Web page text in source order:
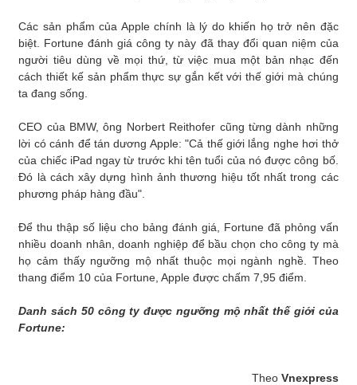
Các sản phẩm của Apple chính là lý do khiến họ trở nên đặc
biệt. Fortune đánh giá công ty này đã thay đổi quan niệm của
người tiêu dùng về mọi thứ, từ việc mua một bản nhạc đến
cách thiết kế sản phẩm thực sự gắn kết với thế giới mà chúng
ta đang sống.
CEO của BMW, ông Norbert Reithofer cũng từng dành những
lời có cánh để tán dương Apple: "Cả thế giới lắng nghe hơi thở
của chiếc iPad ngay từ trước khi tên tuổi của nó được công bố.
Đó là cách xây dựng hình ảnh thương hiệu tốt nhất trong các
phương pháp hàng đầu".
Để thu thập số liệu cho bảng đánh giá, Fortune đã phỏng vấn
nhiều doanh nhân, doanh nghiệp để bầu chọn cho công ty mà
họ cảm thấy ngưỡng mộ nhất thuộc mọi ngành nghề. Theo
thang điểm 10 của Fortune, Apple được chấm 7,95 điểm.
Danh sách 50 công ty được ngưỡng mộ nhất thế giới của
Fortune:
Theo Vnexpress